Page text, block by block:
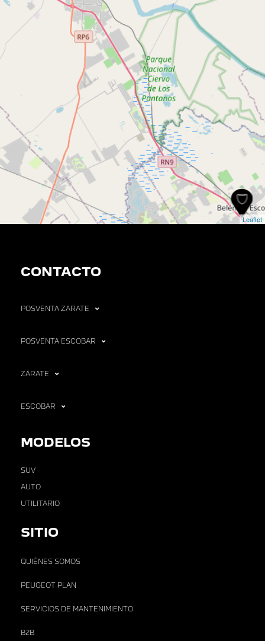
Leaflet
CONTACTO
POSVENTA ZARATE
POSVENTA ESCOBAR
ZÁRATE
ESCOBAR
MODELOS
SUV
AUTO
UTILITARIO
SITIO
QUIÉNES SOMOS
PEUGEOT PLAN
SERVICIOS DE MANTENIMIENTO
B2B